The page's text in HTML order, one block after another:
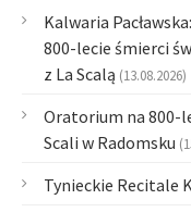
Kalwaria
800-lecie śmierci
z La Scalą (13.08.2026)
Oratorium na 800-
Scali w Radomsku
Tynieckie Recitale